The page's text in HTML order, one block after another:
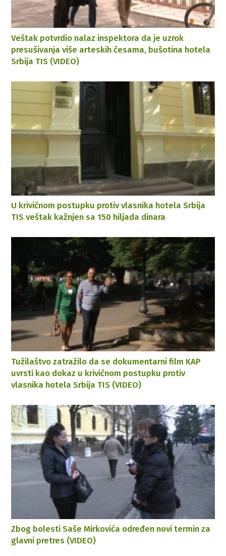
Veštak potvrdio nalaz inspektora da je uzrok
presušivanja više arteskih česama, bušotina hotela
Srbija TIS (VIDEO)
U krivičnom postupku protiv vlasnika hotela Srbija
TIS veštak kažnjen sa 150 hiljada dinara
Tužilaštvo zatražilo da se dokumentarni film KAP
uvrsti kao dokaz u krivičnom postupku protiv
vlasnika hotela Srbija TIS (VIDEO)
Zbog bolesti Saše Mirkovića određen novi termin za
glavni pretres (VIDEO)